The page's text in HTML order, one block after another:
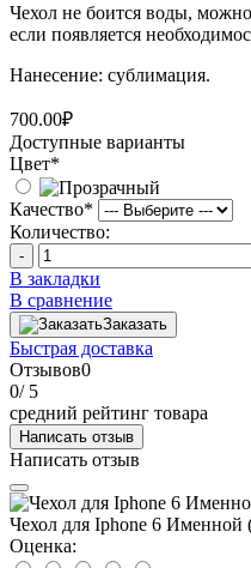
Чехол не боится воды,
если появляется
Нанесение: сублимация.
700.00₽
Доступные варианты
Цвет*
Качество*
Количество:
-
В закладки
В сравнение
Заказать
Быстрая доставка
Отзывов0
0/ 5
средний рейтинг товара
Написать отзыв
Написать отзыв
Чехол для Iphone 6 Именной
Оценка: